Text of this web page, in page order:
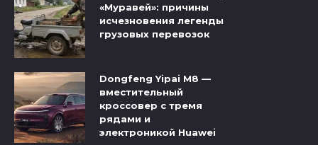
«Муравей»: причины
исчезновения легенды
грузовых перевозок
Dongfeng Yipai M8 —
вместительный
кроссовер с тремя
рядами и
электроникой Huawei